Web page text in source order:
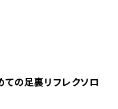
ての足裏リフレクソロ